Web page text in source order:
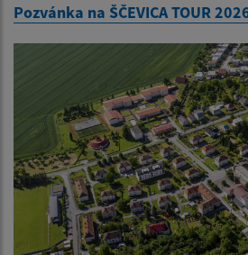
Pozvánka na ŠČEVICA TOUR